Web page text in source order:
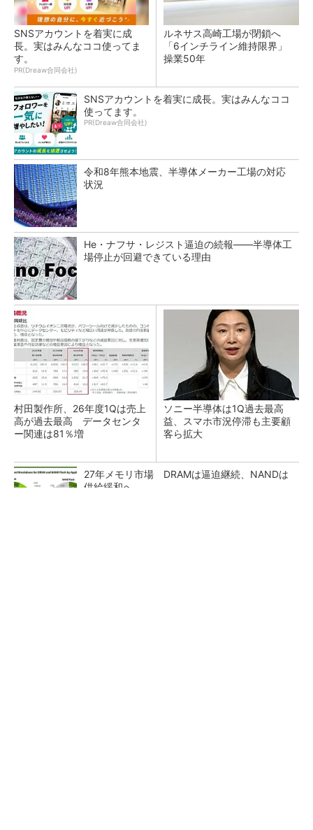
SNSアカウントを着実に成
長。実はみんなココ使ってま
す。
PR(Dreaw合同会社)
ルネサス高崎工場が閉鎖へ
「6インチライン維持限界」
操業50年
SNSアカウントを着実に成長。実はみんなココ
使ってます。
PR(Dreaw合同会社)
令和8年熊本地震、半導体メーカー工場の対応
状況
He・ナフサ・レジスト逼迫の続報――半導体工
場停止が回避できている理由
村田製作所、26年度1Qは売上
高が過去最高 データセンタ
ー関連は81％増
ソニー半導体は1Q過去最高
益、スマホ市況停滞も主要顧
客ら拡大
27年メモリ市場 DRAMは逼迫継続、NANDは
供給緩和へ